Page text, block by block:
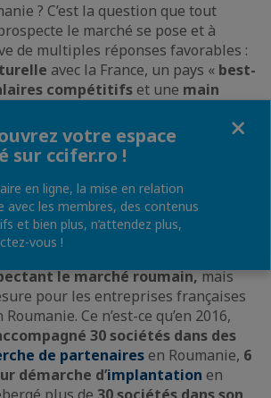
? C’est la question que tout
le marché se pose et à
de multiples réponses favorables :
avec la France, un pays « best-
compétitifs et une main
économique stable,une
d’affaires solide et bien
les premières raisons qui
français en Roumanie.
de Commerce et d’Industrie
s’est prouvée au long de ses 20 ans
de soutien pour
le marché roumain,mais
pour les entreprises françaises
Ce n’est-ce qu’en 2016,
30 sociétés dans des
de partenaires en Roumanie, 6
démarche d’implantation en
votre espace
sur ccifer.ro !
en ligne, la mise en relation
avec les membres, des contenus
et bien plus, n’attendez plus,
vous !